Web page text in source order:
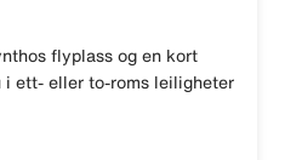
flyplass og en kort
i ett- eller to-roms leiligheter